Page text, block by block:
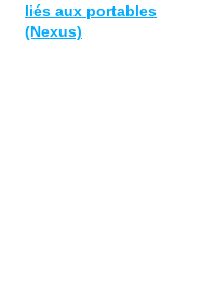
liés aux portables
(Nexus)